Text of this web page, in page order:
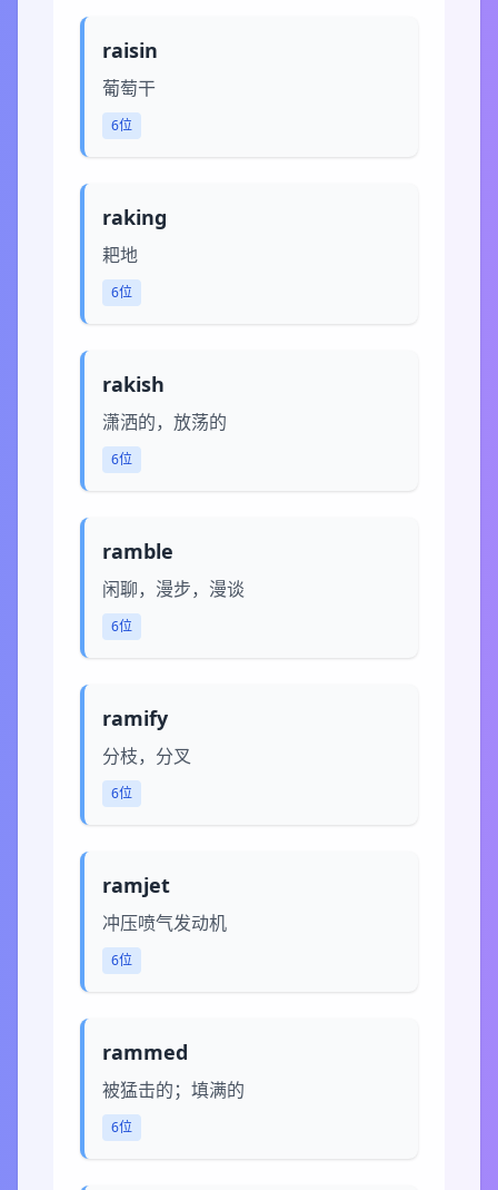
raisin
葡萄干
6位
raking
耙地
6位
rakish
潇洒的，放荡的
6位
ramble
闲聊，漫步，漫谈
6位
ramify
分枝，分叉
6位
ramjet
冲压喷气发动机
6位
rammed
被猛击的；填满的
6位